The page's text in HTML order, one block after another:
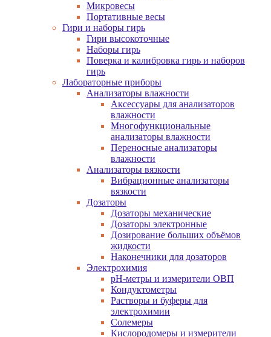
Микровесы
Портативные весы
Гири и наборы гирь
Гири высокоточные
Наборы гирь
Поверка и калибровка гирь и наборов
гирь
Лабораторные приборы
Анализаторы влажности
Аксессуары для анализаторов
влажности
Многофункциональные
анализаторы влажности
Переносные анализаторы
влажности
Анализаторы вязкости
Вибрационные анализаторы
вязкости
Дозаторы
Дозаторы механические
Дозаторы электронные
Дозирование больших объёмов
жидкости
Наконечники для дозаторов
Электрохимия
pH-метры и измерители ОВП
Кондуктометры
Растворы и буферы для
электрохимии
Солемеры
Кислородомеры и измерители